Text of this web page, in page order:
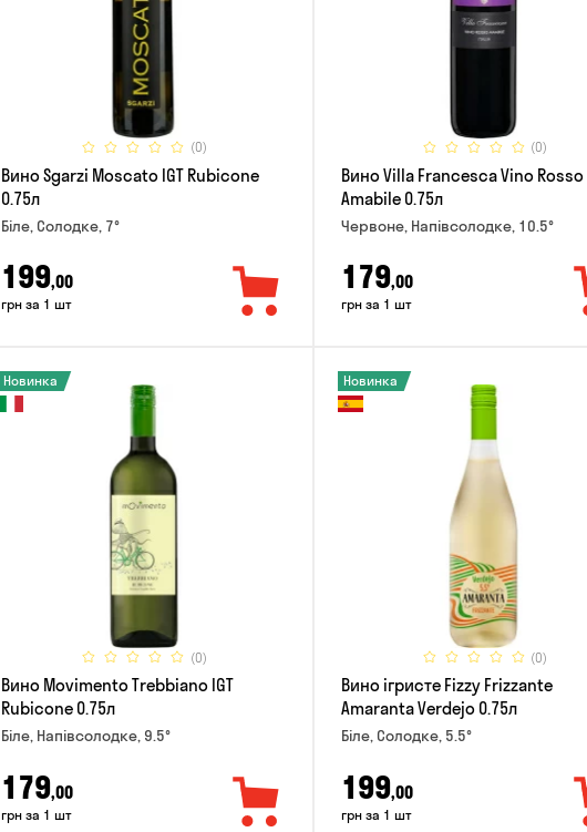
(0)
Вино Sgarzi Moscato IGT Rubicone
0.75л
Біле, Солодке, 7°
199,00
грн за 1 шт
(0)
Вино Villa Francesca Vino Rosso
Amabile 0.75л
Червоне, Напівсолодке, 10.5°
179,00
грн за 1 шт
(0)
Новинка
Вино Movimento Trebbiano IGT
Rubicone 0.75л
Біле, Напівсолодке, 9.5°
179,00
грн за 1 шт
(0)
Новинка
Вино ігристе Fizzy Frizzante
Amaranta Verdejo 0.75л
Біле, Солодке, 5.5°
199,00
грн за 1 шт